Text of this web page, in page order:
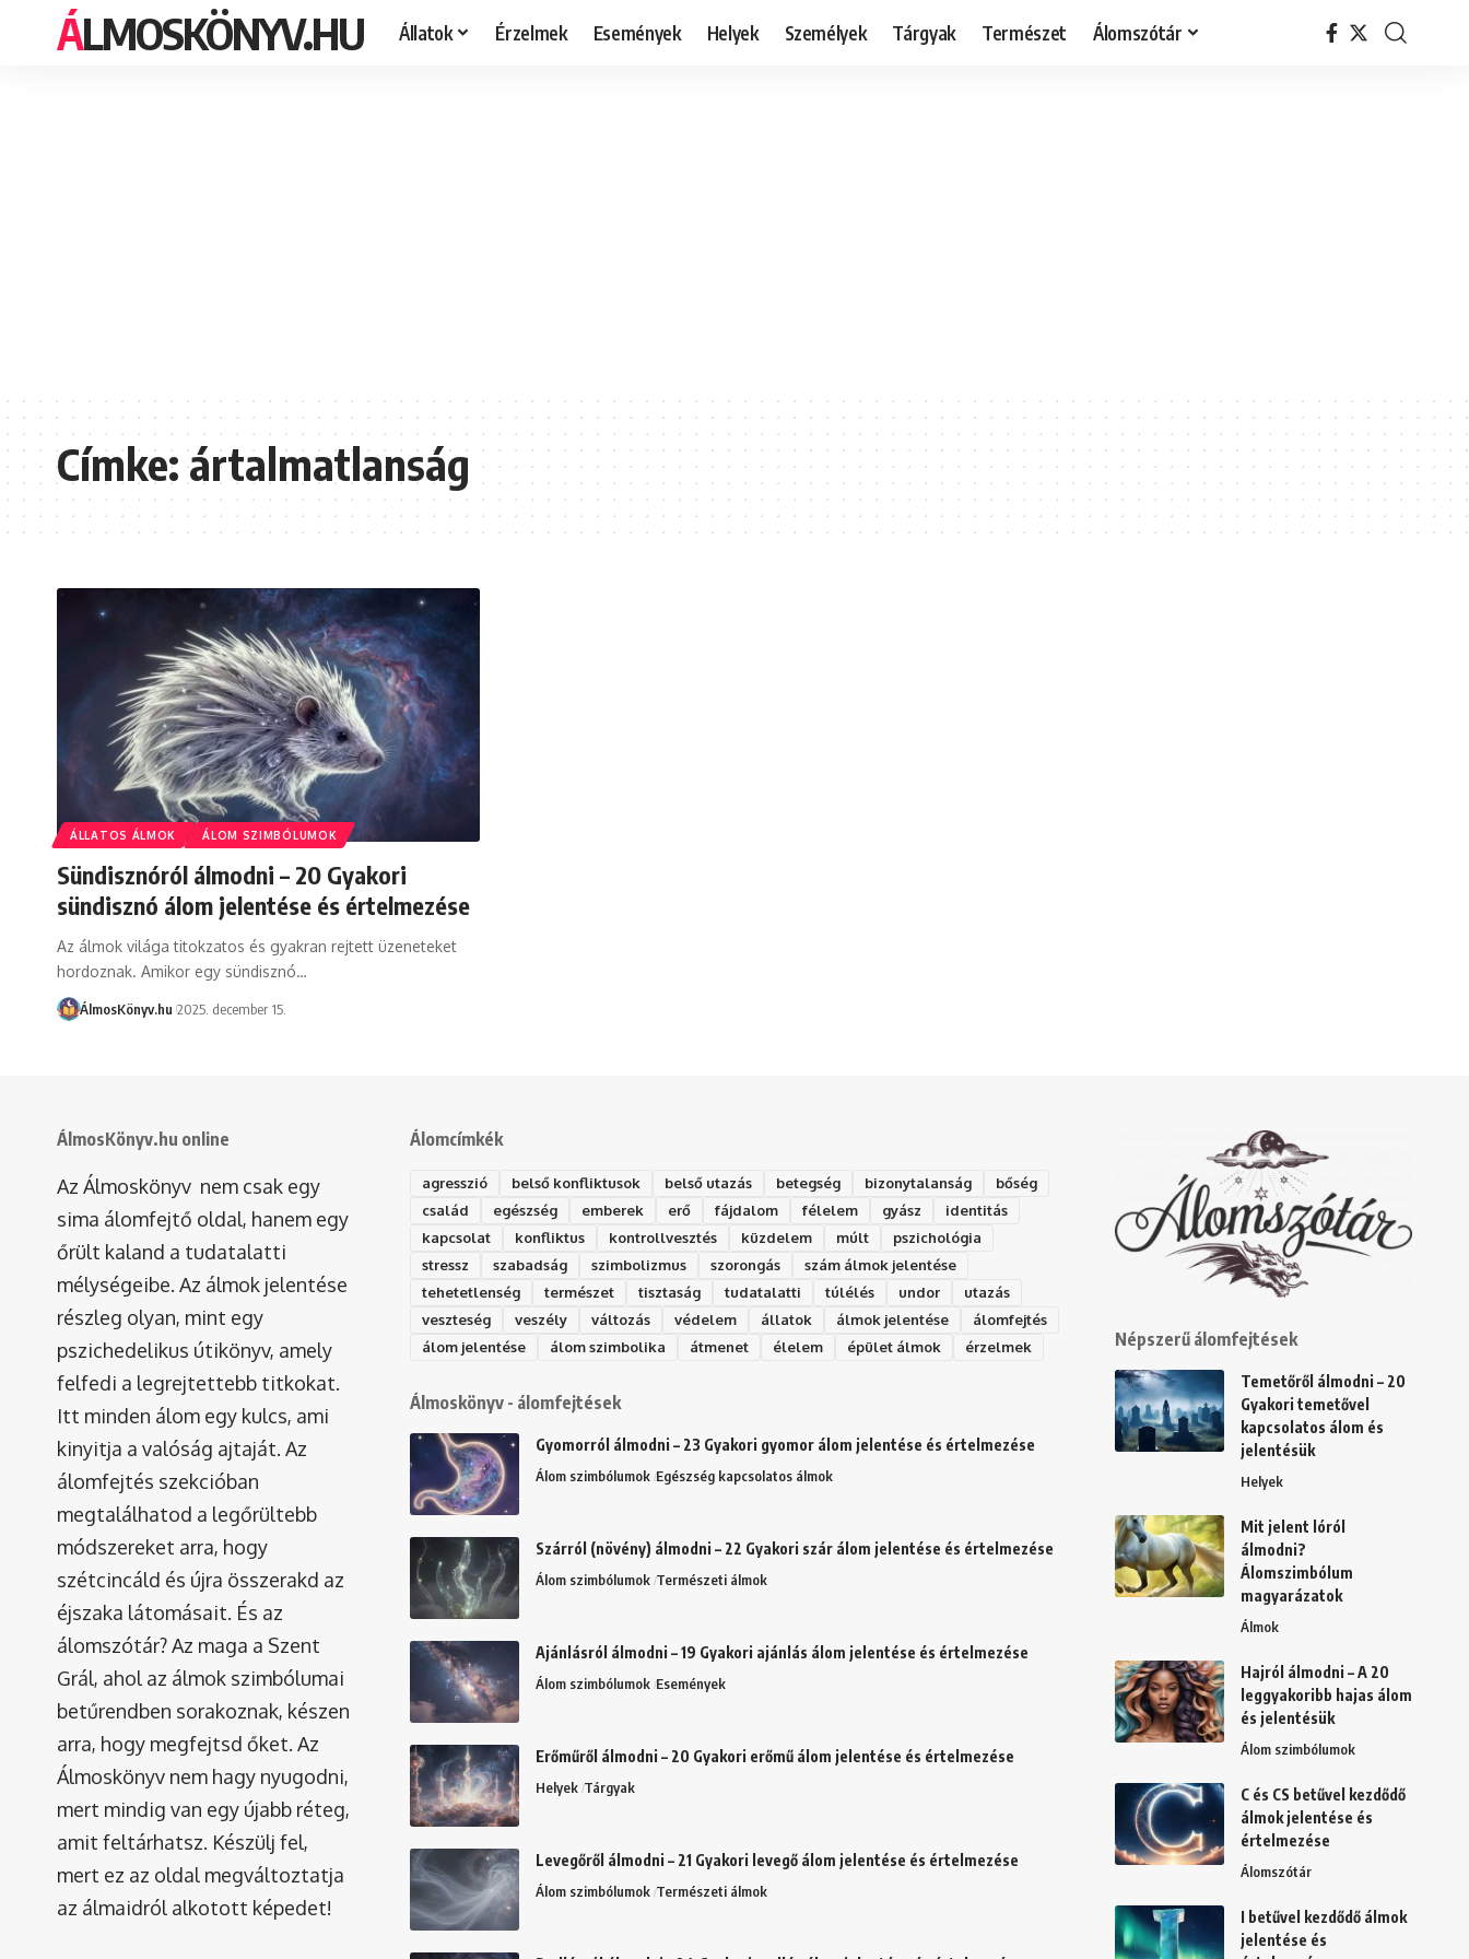
ÁLMOSKÖNYV.HU Állatok Érzelmek Események Helyek Személyek Tárgyak Természet Álomszótár
Címke:ártalmatlanság
ÁLLATOS ÁLMOK ÁLOM SZIMBÓLUMOK
Sündisznóról álmodni – 20 Gyakori
sündisznó álom jelentése és értelmezése
Az álmok világa titokzatos és gyakran rejtett üzeneteket
hordoznak. Amikor egy sündisznó…
ÁlmosKönyv.hu 2025. december 15.
ÁlmosKönyv.hu online
Az Álmoskönyv nem csak egy
sima álomfejtő oldal, hanem egy
őrült kaland a tudatalatti
mélységeibe. Az álmok jelentése
részleg olyan, mint egy
pszichedelikus útikönyv, amely
felfedi a legrejtettebb titkokat.
Itt minden álom egy kulcs, ami
kinyitja a valóság ajtaját. Az
álomfejtés szekcióban
megtalálhatod a legőrültebb
módszereket arra, hogy
szétcincáld és újra összerakd az
éjszaka látomásait. És az
álomszótár? Az maga a Szent
Grál, ahol az álmok szimbólumai
betűrendben sorakoznak, készen
arra, hogy megfejtsd őket. Az
Álmoskönyv nem hagy nyugodni,
mert mindig van egy újabb réteg,
amit feltárhatsz. Készülj fel,
mert ez az oldal megváltoztatja
az álmaidról alkotott képedet!
Álomcímkék
agresszió belső konfliktusok belső utazás betegség bizonytalanság
bőség
család
egészség emberek erő fájdalom félelem gyász
identitás
kapcsolat
konfliktus kontrollvesztés küzdelem múlt
pszichológia
stressz
szabadság szimbolizmus szorongás
szám álmok jelentése
tehetetlenség
természet tisztaság tudatalatti túlélés undor
utazás
veszteség
veszély változás védelem állatok álmok jelentése
álomfejtés
álom jelentése
álom szimbolika átmenet élelem épület álmok érzelmek
Álmoskönyv - álomfejtések
Gyomorról álmodni – 23 Gyakori gyomor álom jelentése és értelmezése
Álom szimbólumok Egészség kapcsolatos álmok
Szárról (növény) álmodni – 22 Gyakori szár álom jelentése és értelmezése
Álom szimbólumok Természeti álmok
Ajánlásról álmodni – 19 Gyakori ajánlás álom jelentése és értelmezése
Álom szimbólumok Események
Erőműről álmodni – 20 Gyakori erőmű álom jelentése és értelmezése
Helyek Tárgyak
Levegőről álmodni – 21 Gyakori levegő álom jelentése és értelmezése
Álom szimbólumok Természeti álmok
Népszerű álomfejtések
Temetőről álmodni – 20
Gyakori temetővel
kapcsolatos álom és
jelentésük
Helyek
Mit jelent lóról
álmodni?
Álomszimbólum
magyarázatok
Álmok
Hajról álmodni – A 20
leggyakoribb hajas álom
és jelentésük
Álom szimbólumok
C és CS betűvel kezdődő
álmok jelentése és
értelmezése
Álomszótár
I betűvel kezdődő álmok
jelentése és